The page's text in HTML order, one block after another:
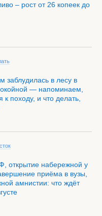
– рост от 26 копеек до
заблудилась в лесу в
— напоминаем,
к походу, и что делать,
открытие набережной у
приёма в вузы,
амнистии: что ждёт